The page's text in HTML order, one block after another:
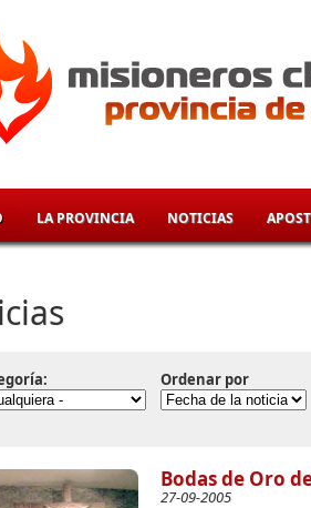
LA PROVINCIA NOTICIAS
usted aquí
Ordenar por
Bodas de Oro
27-09-2005